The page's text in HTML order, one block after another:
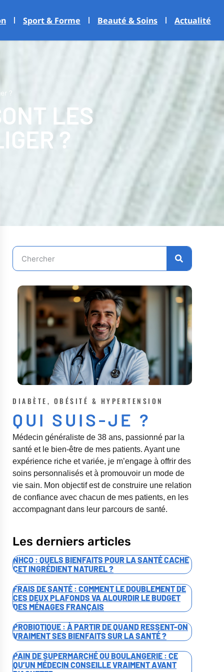
Sport & Forme Beauté & Soins Actualité
?
LES
?
DIABÈTE, OBÉSITÉ & HYPERTENSION
QUI SUIS-JE ?
Médecin généraliste de 38 ans, passionné par la
santé et le bien-être de mes patients. Ayant une
expérience riche et variée, je m’engage à offrir des
soins personnalisés et à promouvoir un mode de
vie sain. Mon objectif est de construire une relation
de confiance avec chacun de mes patients, en les
accompagnant dans leur parcours de santé.
Les derniers articles
NHCO : QUELS BIENFAITS POUR LA SANTÉ CACHE
CET INGRÉDIENT NATUREL ?
FRAIS DE SANTÉ : COMMENT LE DOUBLEMENT DE
CES DEUX PLAFONDS VA ALOURDIR LE BUDGET
DES MÉNAGES FRANÇAIS
PROBIOTIQUE : À PARTIR DE QUAND RESSENT-ON
VRAIMENT SES BIENFAITS SUR LA SANTÉ ?
PAIN DE SUPERMARCHÉ OU BOULANGERIE : CE
QU’UN MÉDECIN CONSEILLE VRAIMENT AVANT